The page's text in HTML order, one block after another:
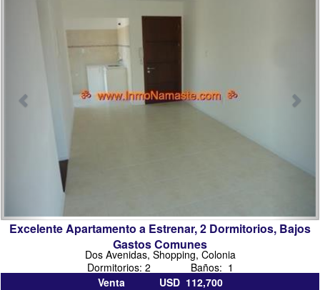
colonia
sacramento
Excelente Apartamento a Estrenar, 2 Dormitorios, Bajos
Gastos Comunes
Dos Avenidas, Shopping, Colonia
Dormitorios: 2 Baños: 1
Venta USD 112,700